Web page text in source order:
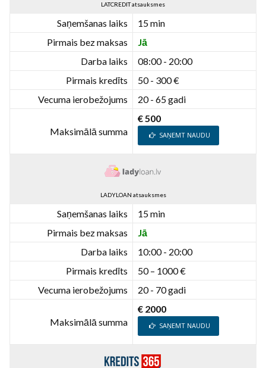
LATCREDIT atsauksmes
Saņemšanas laiks
15 min
Pirmais bez maksas
Jā
Darba laiks
08:00 - 20:00
Pirmais kredīts
50 - 300 €
Vecuma ierobežojums
20 - 65 gadi
Maksimālā summa
€ 500
SAŅEMT NAUDU
LADYLOAN atsauksmes
Saņemšanas laiks
15 min
Pirmais bez maksas
Jā
Darba laiks
10:00 - 20:00
Pirmais kredīts
50 – 1000 €
Vecuma ierobežojums
20 - 70 gadi
Maksimālā summa
€ 2000
SAŅEMT NAUDU